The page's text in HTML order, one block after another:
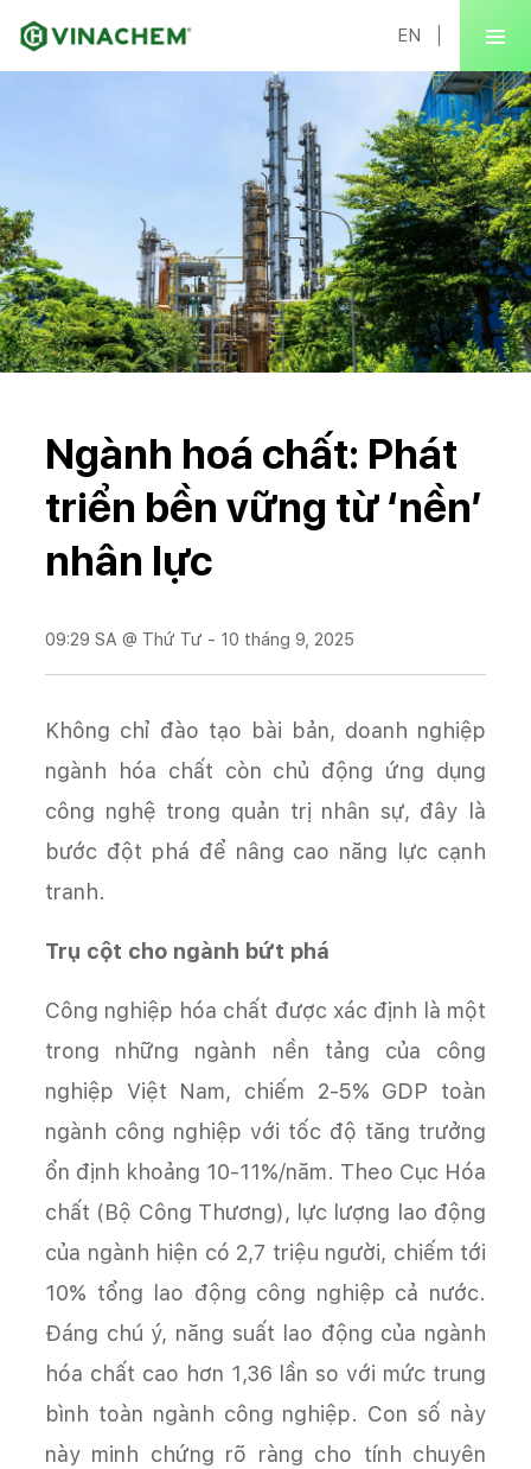
EN
Ngành hoá chất: Phát
triển bền vững từ ‘nền’
nhân lực
09:29 SA @ Thứ Tư - 10 tháng 9, 2025
Không chỉ đào tạo bài bản, doanh nghiệp
ngành hóa chất còn chủ động ứng dụng
công nghệ trong quản trị nhân sự, đây là
bước đột phá để nâng cao năng lực cạnh
tranh.
Trụ cột cho ngành bứt phá
Công nghiệp hóa chất được xác định là một
trong những ngành nền tảng của công
nghiệp Việt Nam, chiếm 2-5% GDP toàn
ngành công nghiệp với tốc độ tăng trưởng
ổn định khoảng 10-11%/năm. Theo Cục Hóa
chất (Bộ Công Thương), lực lượng lao động
của ngành hiện có 2,7 triệu người, chiếm tới
10% tổng lao động công nghiệp cả nước.
Đáng chú ý, năng suất lao động của ngành
hóa chất cao hơn 1,36 lần so với mức trung
bình toàn ngành công nghiệp. Con số này
này minh chứng rõ ràng cho tính chuyên